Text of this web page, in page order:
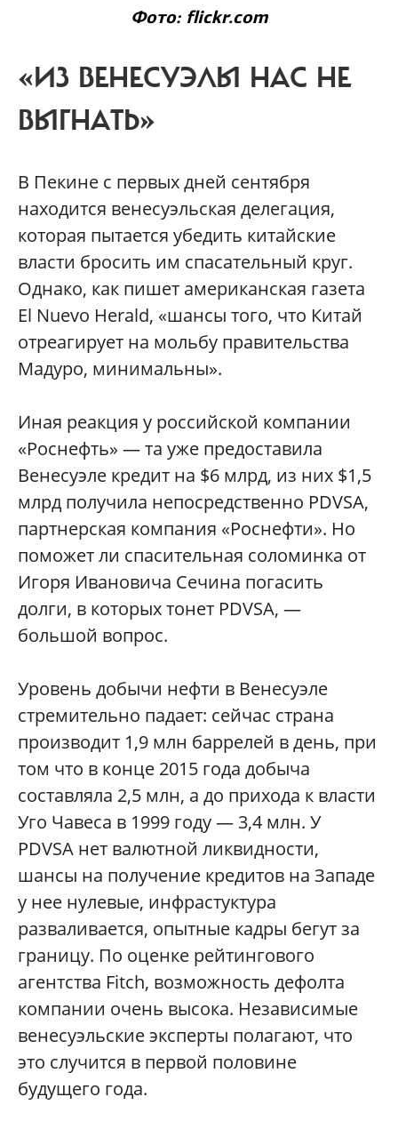
Фото: flickr.com
«ИЗ ВЕНЕСУЭЛЫ НАС НЕ
ВЫГНАТЬ»
В Пекине с первых дней сентября
находится венесуэльская делегация,
которая пытается убедить китайские
власти бросить им спасательный круг.
Однако, как пишет американская газета
El Nuevo Herald, «шансы того, что Китай
отреагирует на мольбу правительства
Мадуро, минимальны».
Иная реакция у российской компании
«Роснефть» — та уже предоставила
Венесуэле кредит на $6 млрд, из них $1,5
млрд получила непосредственно PDVSA,
партнерская компания «Роснефти». Но
поможет ли спасительная соломинка от
Игоря Ивановича Сечина погасить
долги, в которых тонет PDVSA, —
большой вопрос.
Уровень добычи нефти в Венесуэле
стремительно падает: сейчас страна
производит 1,9 млн баррелей в день, при
том что в конце 2015 года добыча
составляла 2,5 млн, а до прихода к власти
Уго Чавеса в 1999 году — 3,4 млн. У
PDVSA нет валютной ликвидности,
шансы на получение кредитов на Западе
у нее нулевые, инфрастуктура
разваливается, опытные кадры бегут за
границу. По оценке рейтингового
агентства Fitch, возможность дефолта
компании очень высока. Независимые
венесуэльские эксперты полагают, что
это случится в первой половине
будущего года.